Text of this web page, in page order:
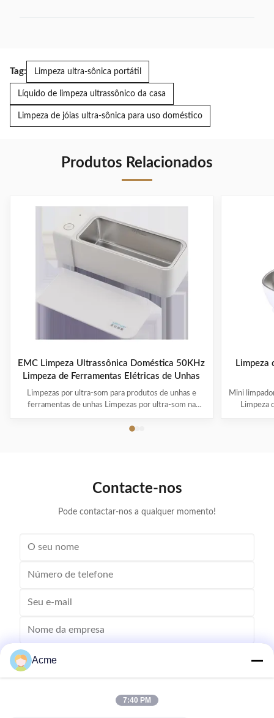
Tag: Limpeza ultra-sônica portátil
Líquido de limpeza ultrassônico da casa
Limpeza de jóias ultra-sônica para uso doméstico
Produtos Relacionados
EMC Limpeza Ultrassônica Doméstica 50KHz
Limpeza de Ferramentas Elétricas de Unhas
Limpezas por ultra-som para produtos de unhas e
ferramentas de unhas Limpezas por ultra-som na
Logotipo do cliente é bem-vindo! O cliente pode
Limpeza
Mini
Limpeza
Contacte-nos
Pode contactar-nos a qualquer momento!
Acme
7:40 PM